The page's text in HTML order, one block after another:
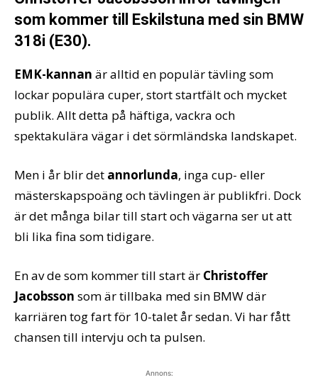
som kommer till Eskilstuna med sin BMW
318i (E30).
EMK-kannan är alltid en populär tävling som
lockar populära cuper, stort startfält och mycket
publik. Allt detta på häftiga, vackra och
spektakulära vägar i det sörmländska landskapet.
Men i år blir det annorlunda, inga cup- eller
mästerskapspoäng och tävlingen är publikfri. Dock
är det många bilar till start och vägarna ser ut att
bli lika fina som tidigare.
En av de som kommer till start är Christoffer
Jacobsson som är tillbaka med sin BMW där
karriären tog fart för 10-talet år sedan. Vi har fått
chansen till intervju och ta pulsen.
Annons: